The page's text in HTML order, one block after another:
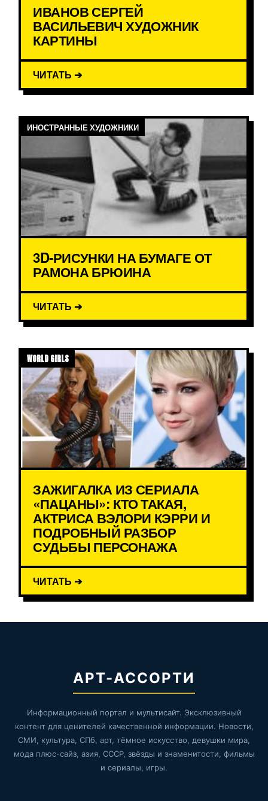
ИВАНОВ СЕРГЕЙ
ВАСИЛЬЕВИЧ ХУДОЖНИК
КАРТИНЫ
ЧИТАТЬ ➔
ИНОСТРАННЫЕ ХУДОЖНИКИ
3D-РИСУНКИ НА БУМАГЕ ОТ
РАМОНА БРЮИНА
ЧИТАТЬ ➔
WORLD GIRLS
ЗАЖИГАЛКА ИЗ СЕРИАЛА
«ПАЦАНЫ»: КТО ТАКАЯ,
АКТРИСА ВЭЛОРИ КЭРРИ И
ПОДРОБНЫЙ РАЗБОР
СУДЬБЫ ПЕРСОНАЖА
ЧИТАТЬ ➔
АРТ-АССОРТИ
Информационный портал и мультисайт. Эксклюзивный
контент для ценителей качественной информации. Новости,
СМИ, культура, СПб, арт, тёмное искусство, девушки мира,
мода плюс-сайз, азия, СССР, звёзды и знаменитости, фильмы
и сериалы, игры.